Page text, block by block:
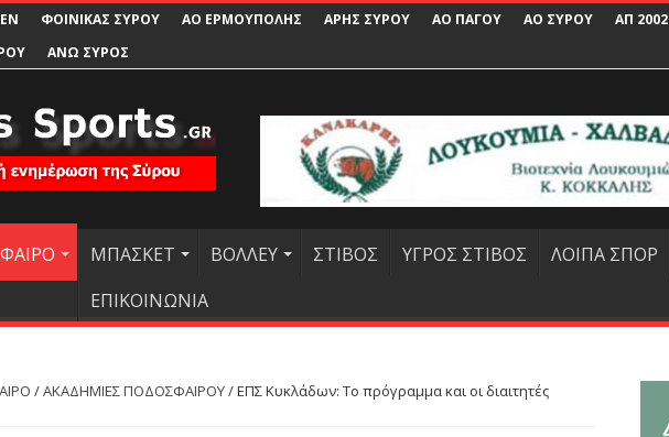
ΦΟΙΝΙΚΑΣ ΣΥΡΟΥ ΑΟ ΕΡΜΟΥΠΟΛΗΣ ΑΡΗΣ ΣΥΡΟΥ ΑΟ ΠΑΓΟΥ ΑΟ ΣΥΡΟΥ ΑΠ 2002
ΑΝΩ ΣΥΡΟΣ
ΜΠΑΣΚΕΤ ΒΟΛΛΕΥ ΣΤΙΒΟΣ ΥΓΡΟΣ ΣΤΙΒΟΣ ΛΟΙΠΑ ΣΠΟΡ
ΕΠΙΚΟΙΝΩΝΙΑ
/ΑΚΑΔΗΜΙΕΣ ΠΟΔΟΣΦΑΙΡΟΥ/ΕΠΣ Κυκλάδων: Το πρόγραμμα και οι διαιτητές